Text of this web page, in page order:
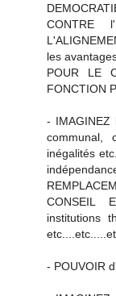
CONTRE
les
POUR LE
FONCTION
- IMAGINEZ
communal,
inégalités
CONSEIL
institutions
etc....etc.....et,
- POUVOIR